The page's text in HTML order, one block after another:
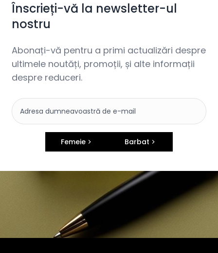
Înscrieți-vă la newsletter-ul
nostru
Abonați-vă pentru a primi actualizări despre
ultimele noutăți, promoții, și alte informații
despre reduceri.
Femeie Barbat